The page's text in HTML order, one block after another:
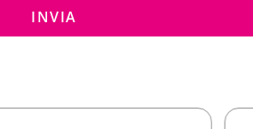
INVIA